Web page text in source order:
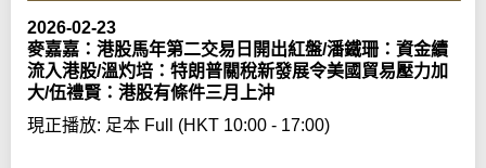
2026-02-23
麥嘉嘉：港股馬年第二交易日開出紅盤/潘鐵珊：資金續
流入港股/溫灼培：特朗普關稅新發展令美國貿易壓力加
大/伍禮賢：港股有條件三月上沖
現正播放: 足本 Full (HKT 10:00 - 17:00)